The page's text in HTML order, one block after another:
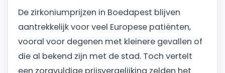
De zirkoniumprijzen in Boedapest blijven
aantrekkelijk voor veel Europese patiënten,
vooral voor degenen met kleinere gevallen of
die al bekend zijn met de stad. Toch vertelt